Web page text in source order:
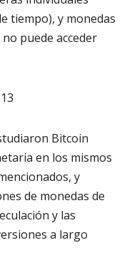
tiempo), y monedas
puede acceder
Bitcoin
en los mismos
y
de monedas de
y las
a largo